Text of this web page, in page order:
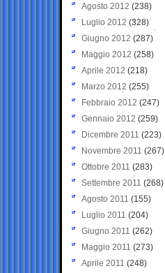
Agosto 2012 (238)
Luglio 2012 (328)
Giugno 2012 (287)
Maggio 2012 (258)
Aprile 2012 (218)
Marzo 2012 (255)
Febbraio 2012 (247)
Gennaio 2012 (259)
Dicembre 2011 (223)
Novembre 2011 (267)
Ottobre 2011 (283)
Settembre 2011 (268)
Agosto 2011 (155)
Luglio 2011 (204)
Giugno 2011 (262)
Maggio 2011 (273)
Aprile 2011 (248)